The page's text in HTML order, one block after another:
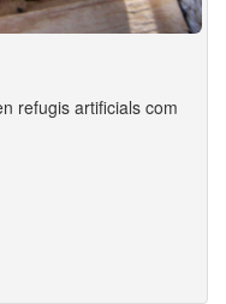
refugis artificials com